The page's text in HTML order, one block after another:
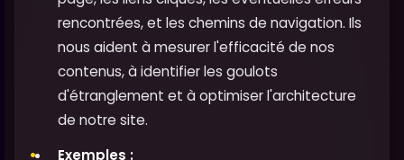
rencontrées, et les chemins de navigation. Ils
nous aident à mesurer l'efficacité de nos
contenus, à identifier les goulots
d'étranglement et à optimiser l'architecture
de notre site.
Exemples :